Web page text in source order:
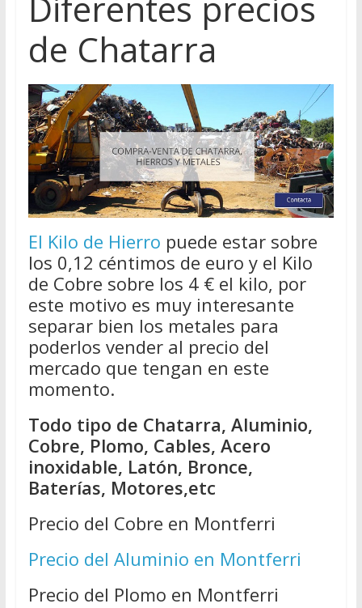
de Chatarra
El Kilo de Hierro puede estar sobre
los 0,12 céntimos de euro y el Kilo
de Cobre sobre los 4 € el kilo, por
este motivo es muy interesante
separar bien los metales para
poderlos vender al precio del
mercado que tengan en este
momento.
Todo tipo de Chatarra, Aluminio,
Cobre, Plomo, Cables, Acero
inoxidable, Latón, Bronce,
Baterías, Motores,etc
Precio del Cobre en Montferri
Precio del Aluminio en Montferri
Precio del Plomo en Montferri